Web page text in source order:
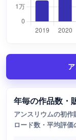
年毎の作品数・
アンスリウムの初
ロード数・平均評価